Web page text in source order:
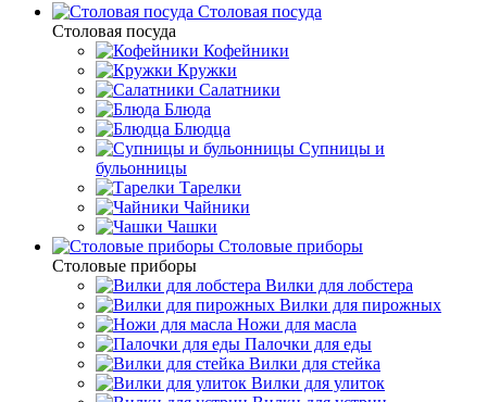
Столовая посуда
Столовая посуда
Кофейники
Кружки
Салатники
Блюда
Блюдца
Супницы и
бульонницы
Тарелки
Чайники
Чашки
Cтоловые приборы
Cтоловые приборы
Вилки для лобстера
Вилки для пирожных
Ножи для масла
Палочки для еды
Вилки для стейка
Вилки для улиток